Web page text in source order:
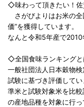
◇味わって頂きたい！
さがびよりはお米の全
価”を獲得しています。
なんと令和5年産で2010
◇全国食味ランキングと
一般社団法人日本穀物
試験に基づき評価して
準米と試験対象米を比
の産地品種を対象に行っ